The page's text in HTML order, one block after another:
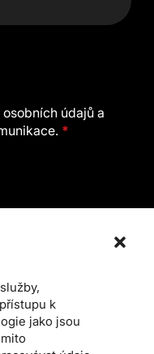
k
jako jsou
údajů a
*